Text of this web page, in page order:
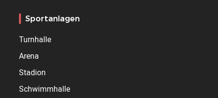
Sportanlagen
Turnhalle
Arena
Stadion
Schwimmhalle